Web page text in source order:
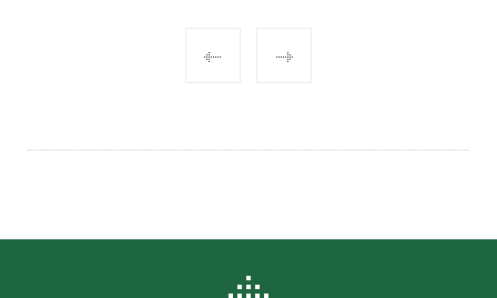
NAVIGATION